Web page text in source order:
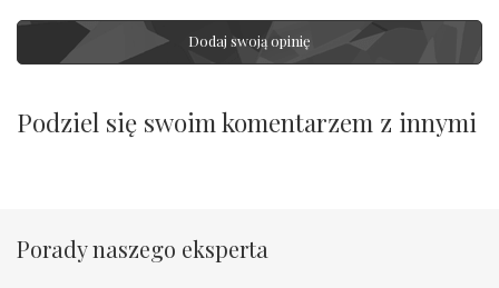
Dodaj swoją opinię
Podziel się swoim komentarzem z innymi
Porady naszego eksperta